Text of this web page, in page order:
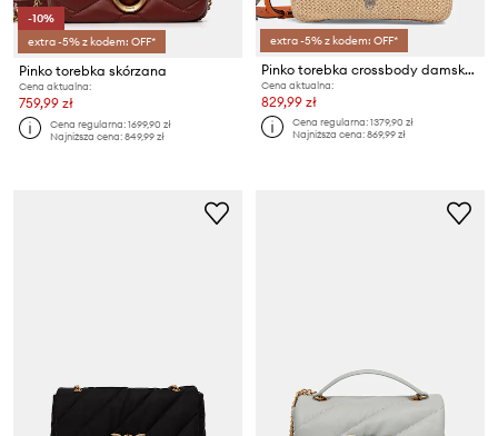
-10%
extra -5% z kodem: OFF*
Pinko torebka skórzana
Cena aktualna:
759,99 zł
Cena regularna:1699,90 zł
Najniższa cena:849,99 zł
extra -5% z kodem: OFF*
Pinko torebka crossbody damska pleciona
Cena aktualna:
829,99 zł
Cena regularna:1379,90 zł
Najniższa cena:869,99 zł